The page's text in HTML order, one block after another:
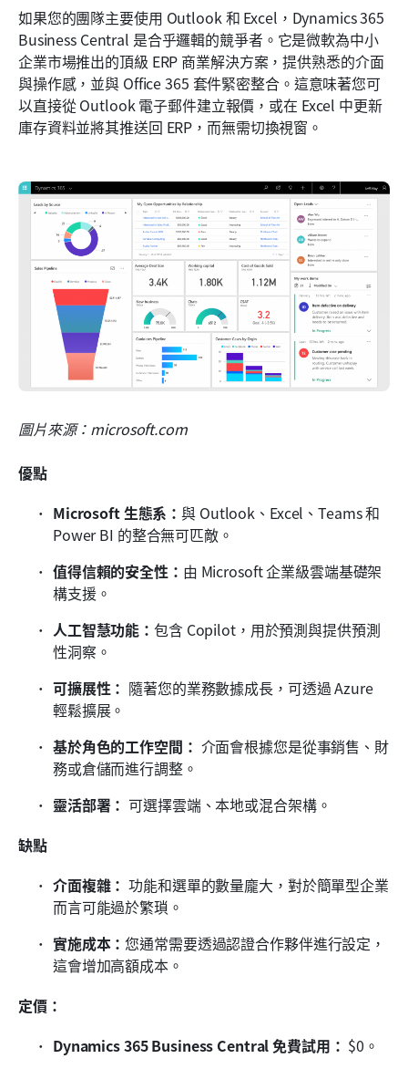
如果您的團隊主要使用 Outlook 和 Excel，Dynamics 365
Business Central 是合乎邏輯的競爭者。它是微軟為中小
企業市場推出的頂級 ERP 商業解決方案，提供熟悉的介面
與操作感，並與 Office 365 套件緊密整合。這意味著您可
以直接從 Outlook 電子郵件建立報價，或在 Excel 中更新
庫存資料並將其推送回 ERP，而無需切換視窗。
圖片來源：microsoft.com
優點
Microsoft 生態系：與 Outlook、Excel、Teams 和
Power BI 的整合無可匹敵。
值得信賴的安全性： 由 Microsoft 企業級雲端基礎架
構支援。
人工智慧功能：包含 Copilot，用於預測與提供預測
性洞察。
可擴展性： 隨著您的業務數據成長，可透過 Azure
輕鬆擴展。
基於角色的工作空間： 介面會根據您是從事銷售、財
務或倉儲而進行調整。
靈活部署： 可選擇雲端、本地或混合架構。
缺點
介面複雜： 功能和選單的數量龐大，對於簡單型企業
而言可能過於繁瑣。
實施成本：您通常需要透過認證合作夥伴進行設定，
這會增加高額成本。
定價：
Dynamics 365 Business Central 免費試用： $0。